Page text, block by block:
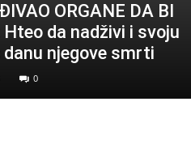
ORGANE DA BI
da nadživi i svoju
danu njegove smrti
0